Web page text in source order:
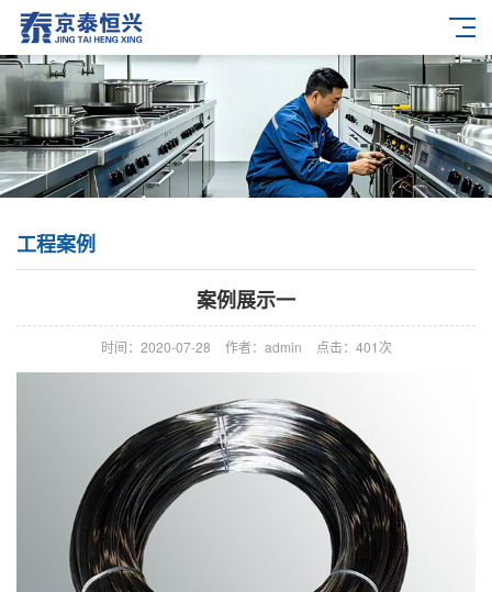
工程案例
案例展示一
时间：2020-07-28 作者：admin 点击： 401次